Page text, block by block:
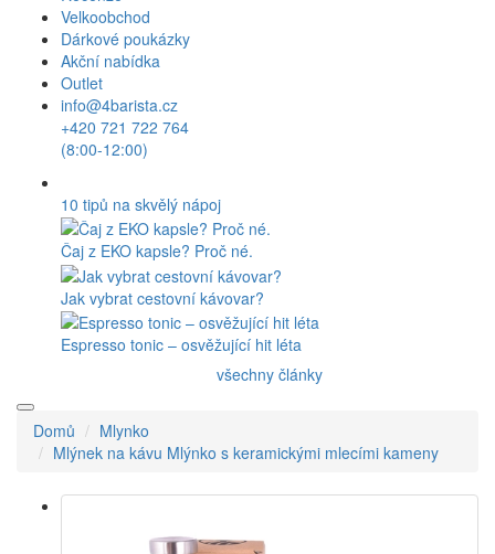
Velkoobchod
Dárkové poukázky
Akční nabídka
Outlet
info@4barista.cz
+420 721 722 764
(8:00-12:00)
10 tipů na skvělý nápoj
Čaj z EKO kapsle? Proč né.
Jak vybrat cestovní kávovar?
Espresso tonic – osvěžující hit léta
všechny články
Domů
Mlynko
Mlýnek na kávu Mlýnko s keramickými mlecími kameny